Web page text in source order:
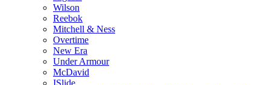
Wilson
Reebok
Mitchell & Ness
Overtime
New Era
Under Armour
McDavid
ISlide